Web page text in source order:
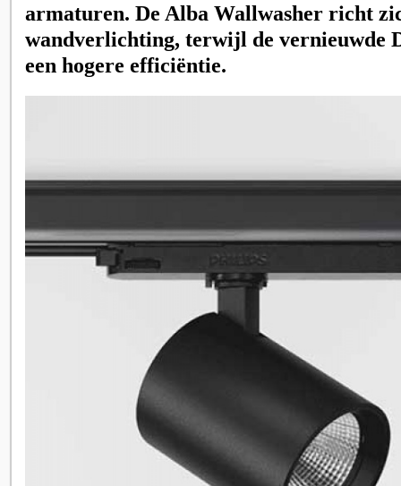
armaturen. De Alba Wallwasher richt
wandverlichting, terwijl de vernieuwde
een hogere efficiëntie.